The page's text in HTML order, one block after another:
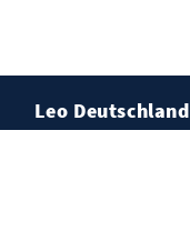
Leo Deutschland